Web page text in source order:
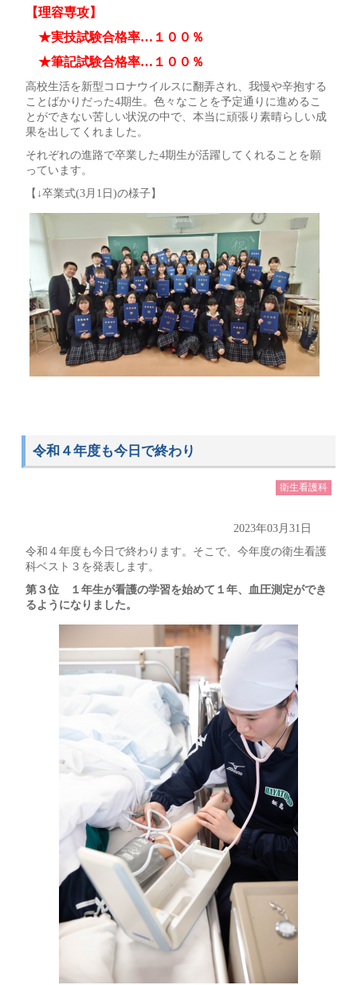
【理容専攻】
★実技試験合格率…１００％
★筆記試験合格率…１００％
高校生活を新型コロナウイルスに翻弄され、我慢や辛抱する
ことばかりだった4期生。色々なことを予定通りに進めるこ
とができない苦しい状況の中で、本当に頑張り素晴らしい成
果を出してくれました。
それぞれの進路で卒業した4期生が活躍してくれることを願
っています。
【↓卒業式(3月1日)の様子】
令和４年度も今日で終わり
衛生看護科
2023年03月31日
令和４年度も今日で終わります。そこで、今年度の衛生看護
科ベスト３を発表します。
第３位 １年生が看護の学習を始めて１年、血圧測定ができ
るようになりました。